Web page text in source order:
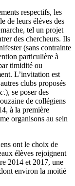
respectifs, les
de leurs élèves des
tel un projet
des chercheurs. Ils
(sans contrainte
particulière à
timidité ou
L’invitation est
clubs proposés
.), se poser des
de collégiens
à la première
organisons au sein
ont le choix de
élèves rejoignent
2014 et 2017, une
environ la moitié